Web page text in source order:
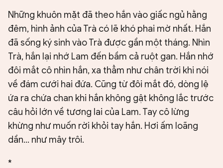
Những khuôn mặt đã theo hắn vào giấc ngủ hằng
đêm, hình ảnh của Trà có lẽ khó phai mờ nhất. Hắn
đã sống ký sinh vào Trà được gần một tháng. Nhìn
Trà, hắn lại nhớ Lam đến bầm cả ruột gan. Hắn nhớ
đôi mắt cô nhìn hắn, xa thẳm như chân trời khi nói
về đám cưới hai đứa. Cũng từ đôi mắt đó, dòng lệ
ứa ra chứa chan khi hắn không gật không lắc trước
câu hỏi lớn về tương lai của Lam. Tay cô lừng
khừng như muốn rời khỏi tay hắn. Hơi ấm loãng
dần... như mây trôi.
*